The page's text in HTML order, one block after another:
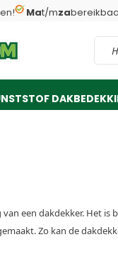
Mat/mza
een dakdekker. Het
Zo kan de